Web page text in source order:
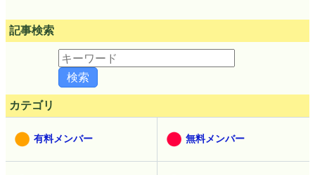
記事検索
カテゴリ
有料メンバー 無料メンバー